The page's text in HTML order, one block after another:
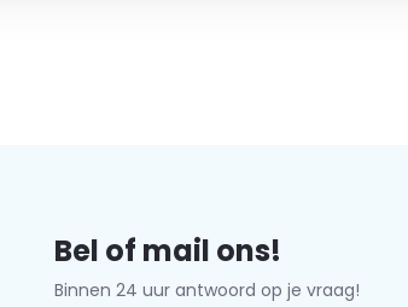
Bel of mail ons!
Binnen 24 uur antwoord op je vraag!